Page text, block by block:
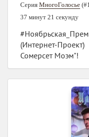
Серия МногоГолосье
37 минут 21 секунду
(Интернет-
Сомерсет Моэм"!